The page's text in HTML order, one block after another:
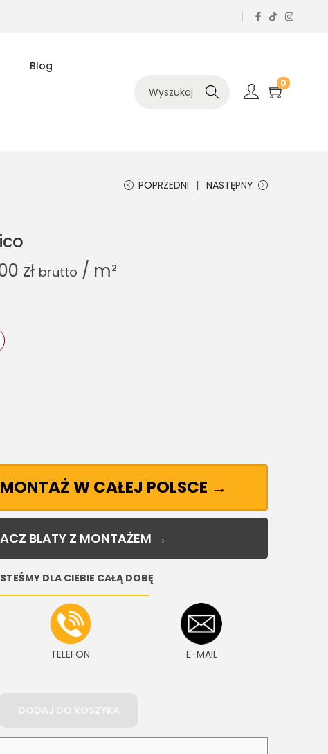
Blog
Szukaj
0
POPRZEDNI NASTĘPNY
zł brutto / m²
W CAŁEJ POLSCE →
BLATY Z MONTAŻEM →
DLA CIEBIE CAŁĄ DOBĘ
TELEFON E-MAIL
DODAJ DO KOSZYKA